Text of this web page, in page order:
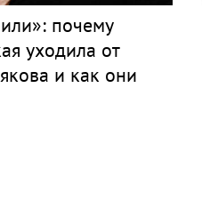
почему
уходила от
и как они